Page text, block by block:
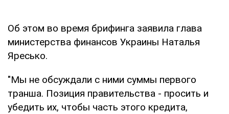
Об этом во время брифинга заявила глава
министерства финансов Украины Наталья
Яресько.
"Мы не обсуждали с ними суммы первого
транша. Позиция правительства - просить и
убедить их, чтобы часть этого кредита,